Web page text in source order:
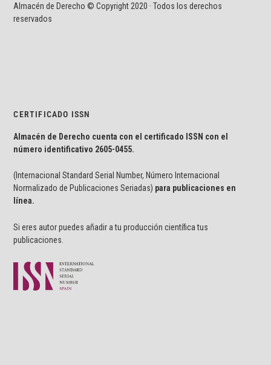
Almacén de Derecho © Copyright 2020 · Todos los derechos
reservados
CERTIFICADO ISSN
Almacén de Derecho cuenta con el certificado ISSN con el
número identificativo 2605-0455.
(Internacional Standard Serial Number, Número Internacional
Normalizado de Publicaciones Seriadas) para publicaciones en
línea.
Si eres autor puedes añadir a tu producción científica tus
publicaciones.